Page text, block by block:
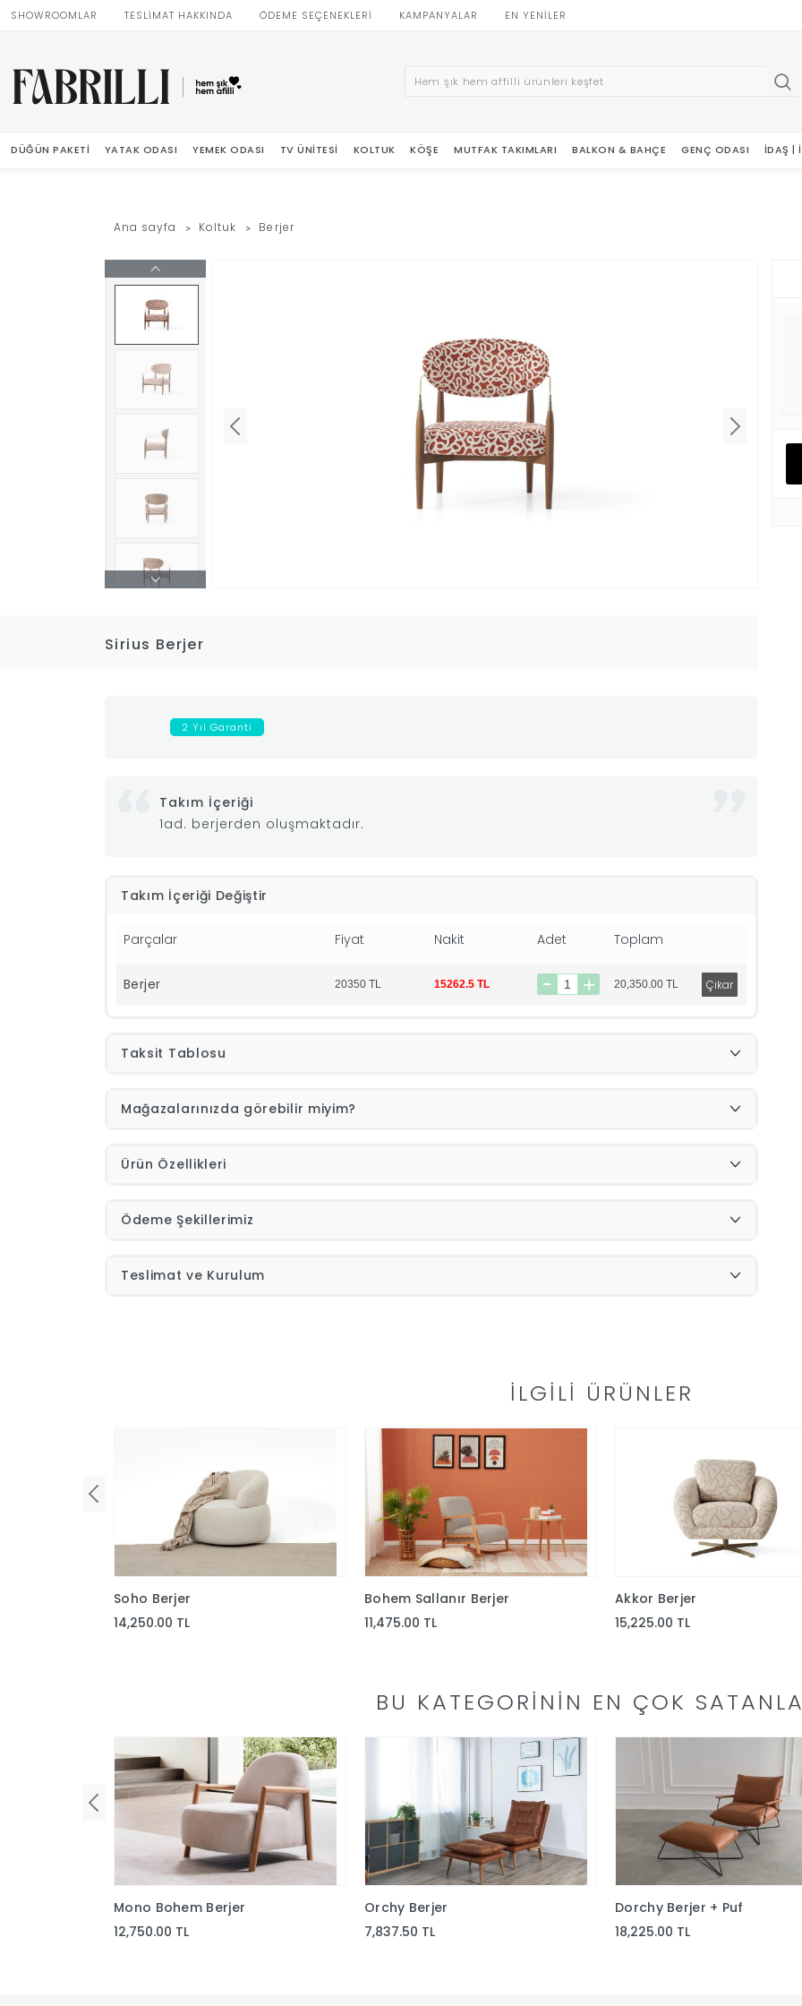
SHOWROOMLAR TESLİMAT HAKKINDA ÖDEME SEÇENEKLERİ KAMPANYALAR EN YENILER
DÜĞÜN PAKETI YATAK ODASI YEMEK ODASI TV ÜNITESI KOLTUK KÖŞE MUTFAK TAKIMLARI BALKON & BAHÇE GENÇ ODASI İDAŞ |
Ana sayfa Koltuk Berjer
Sirius Berjer
2 Yıl Garanti
Takım İçeriği
1ad. berjerden oluşmaktadır.
Takım İçeriği Değiştir
Parçalar Fiyat Nakit Adet Toplam
Berjer 20350 TL 15262.5 TL 20,350.00 TL
Taksit Tablosu
Mağazalarınızda görebilir miyim?
Ürün Özellikleri
Ödeme Şekillerimiz
Teslimat ve Kurulum
İLGILI ÜRÜNLER
Soho Berjer
14,250.00 TL
Bohem Sallanır Berjer
11,475.00 TL
Akkor Berjer
15,225.00 TL
BU KATEGORININ EN ÇOK
Mono Bohem Berjer
12,750.00 TL
Orchy Berjer
7,837.50 TL
Dorchy Berjer + Puf
18,225.00 TL